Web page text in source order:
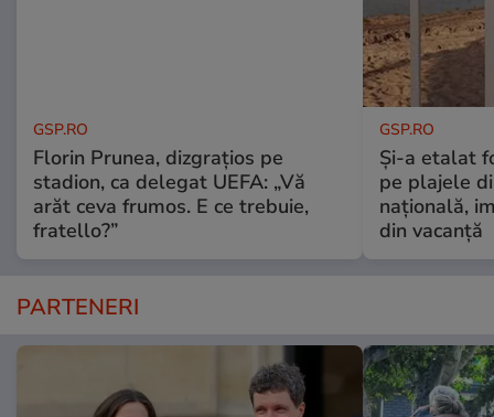
GSP.RO
Florin Prunea, dizgrațios pe
stadion, ca delegat UEFA: „Vă
arăt ceva frumos. E ce trebuie,
fratello?”
GSP.RO
Și-a etalat
pe plajele
națională,
din vacanță
PARTENERI